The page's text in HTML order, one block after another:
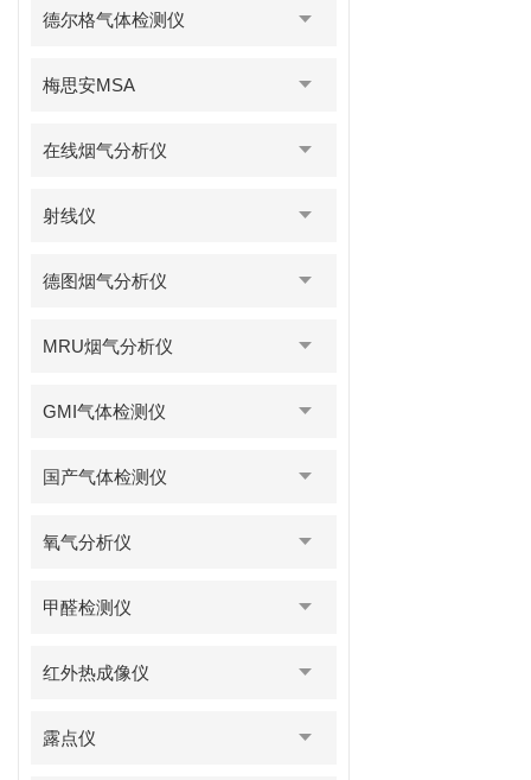
德尔格气体检测仪
梅思安MSA
在线烟气分析仪
射线仪
德图烟气分析仪
MRU烟气分析仪
GMI气体检测仪
国产气体检测仪
氧气分析仪
甲醛检测仪
红外热成像仪
露点仪